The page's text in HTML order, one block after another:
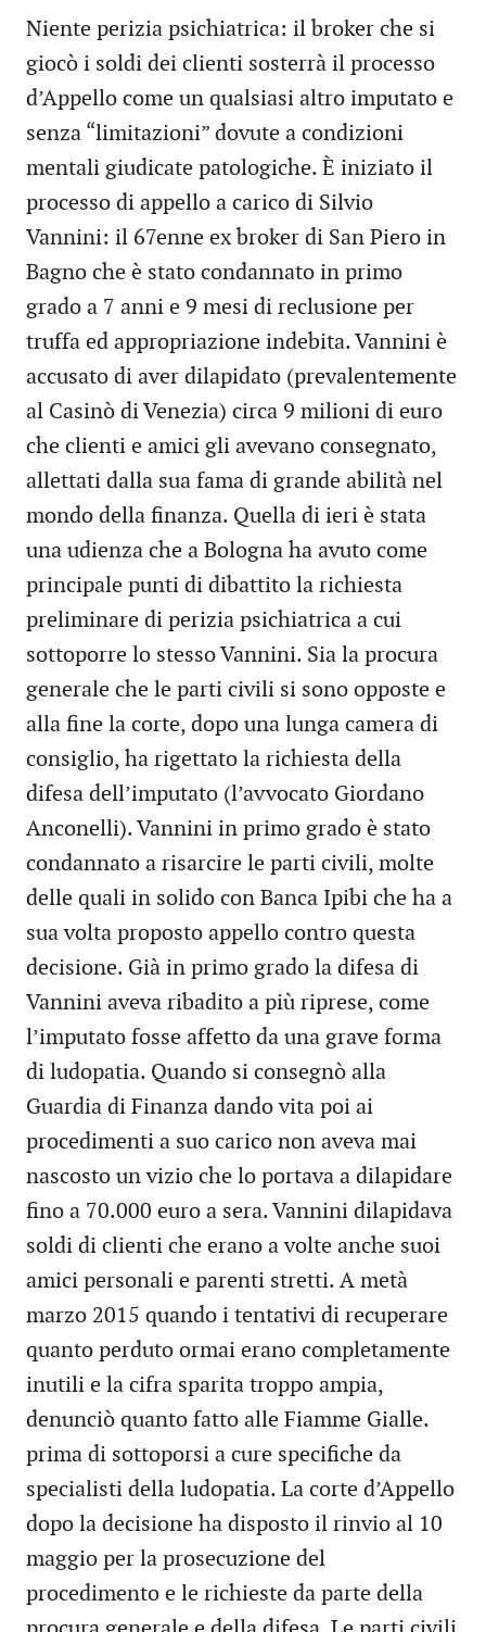
Niente perizia psichiatrica: il broker che si
giocò i soldi dei clienti sosterrà il processo
d’Appello come un qualsiasi altro imputato e
senza “limitazioni” dovute a condizioni
mentali giudicate patologiche. È iniziato il
processo di appello a carico di Silvio
Vannini: il 67enne ex broker di San Piero in
Bagno che è stato condannato in primo
grado a 7 anni e 9 mesi di reclusione per
truffa ed appropriazione indebita. Vannini è
accusato di aver dilapidato (prevalentemente
al Casinò di Venezia) circa 9 milioni di euro
che clienti e amici gli avevano consegnato,
allettati dalla sua fama di grande abilità nel
mondo della finanza. Quella di ieri è stata
una udienza che a Bologna ha avuto come
principale punti di dibattito la richiesta
preliminare di perizia psichiatrica a cui
sottoporre lo stesso Vannini. Sia la procura
generale che le parti civili si sono opposte e
alla fine la corte, dopo una lunga camera di
consiglio, ha rigettato la richiesta della
difesa dell’imputato (l’avvocato Giordano
Anconelli). Vannini in primo grado è stato
condannato a risarcire le parti civili, molte
delle quali in solido con Banca Ipibi che ha a
sua volta proposto appello contro questa
decisione. Già in primo grado la difesa di
Vannini aveva ribadito a più riprese, come
l’imputato fosse affetto da una grave forma
di ludopatia. Quando si consegnò alla
Guardia di Finanza dando vita poi ai
procedimenti a suo carico non aveva mai
nascosto un vizio che lo portava a dilapidare
fino a 70.000 euro a sera. Vannini dilapidava
soldi di clienti che erano a volte anche suoi
amici personali e parenti stretti. A metà
marzo 2015 quando i tentativi di recuperare
quanto perduto ormai erano completamente
inutili e la cifra sparita troppo ampia,
denunciò quanto fatto alle Fiamme Gialle.
prima di sottoporsi a cure specifiche da
specialisti della ludopatia. La corte d’Appello
dopo la decisione ha disposto il rinvio al 10
maggio per la prosecuzione del
procedimento e le richieste da parte della